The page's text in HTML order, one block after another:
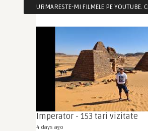
URMARESTE-MI FILMELE PE YOUTUBE.
Imperator - 153 tari vizitate
4 days ago